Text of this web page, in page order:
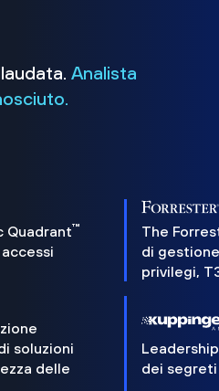
Analista
Quadrant™
The
di
privilegi,
soluzioni
delle
dei segreti